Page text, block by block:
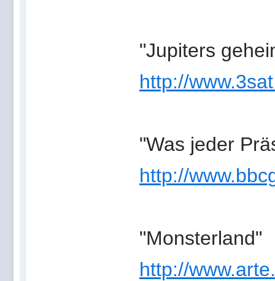
"Jupiters
http://
"Was jeder
http://
"Monsterland"
http://